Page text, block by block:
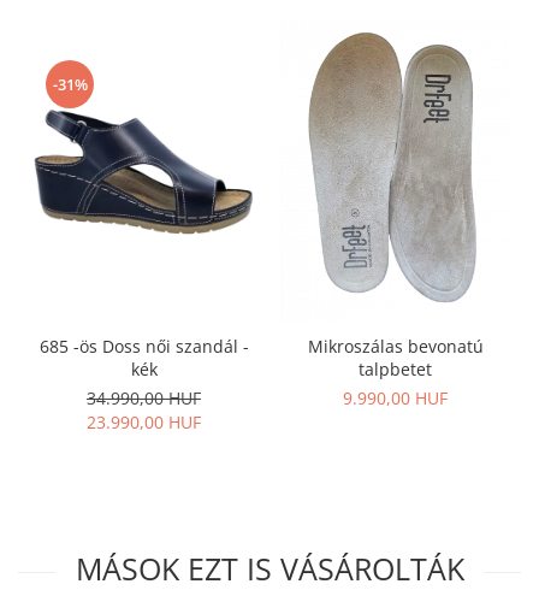
-31%
685 -ös Doss női szandál -
kék
34.990,00 HUF
23.990,00 HUF
Mikroszálas bevonatú
talpbetet
9.990,00 HUF
MÁSOK EZT IS VÁSÁROLTÁK